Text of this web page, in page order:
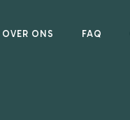
OVER ONS FAQ